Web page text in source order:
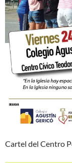
Cartel del Centro